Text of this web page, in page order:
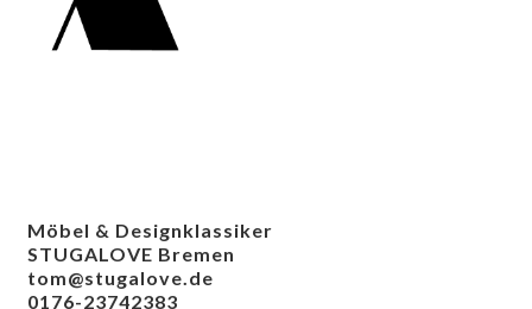
Möbel & Designklassiker
STUGALOVE Bremen
tom@stugalove.de
0176-23742383